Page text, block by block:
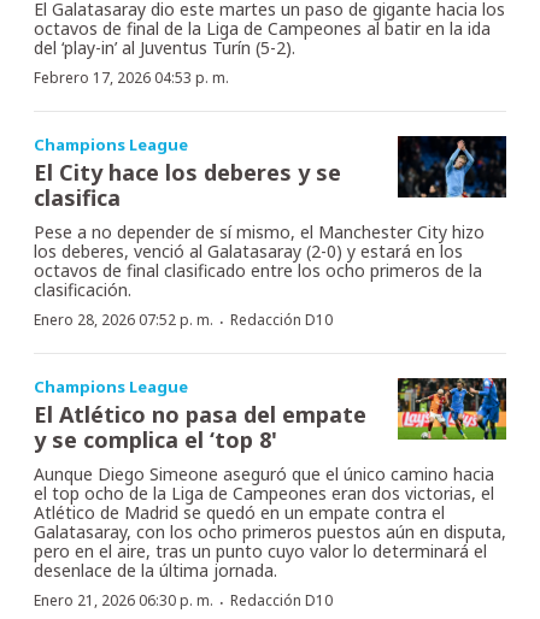
El Galatasaray dio este martes un paso de gigante hacia los
octavos de final de la Liga de Campeones al batir en la ida
del ‘play-in’ al Juventus Turín (5-2).
Febrero 17, 2026 04:53 p. m.
Champions League
El City hace los deberes y se
clasifica
Pese a no depender de sí mismo, el Manchester City hizo
los deberes, venció al Galatasaray (2-0) y estará en los
octavos de final clasificado entre los ocho primeros de la
clasificación.
Enero 28, 2026 07:52 p. m. · Redacción D10
Champions League
El Atlético no pasa del empate
y se complica el ‘top 8'
Aunque Diego Simeone aseguró que el único camino hacia
el top ocho de la Liga de Campeones eran dos victorias, el
Atlético de Madrid se quedó en un empate contra el
Galatasaray, con los ocho primeros puestos aún en disputa,
pero en el aire, tras un punto cuyo valor lo determinará el
desenlace de la última jornada.
Enero 21, 2026 06:30 p. m. · Redacción D10